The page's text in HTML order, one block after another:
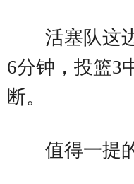
活塞队这
6分钟，投篮3
断。
值得一提